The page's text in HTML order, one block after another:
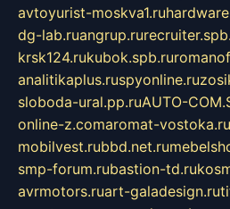
avtoyurist-moskva1.ru
dg-lab.ruangrup.ru
krsk124.rukubok.spb.ru
analitikaplus.ruspyonline.ru
sloboda-ural.pp.ruAUTO-
online-z.comaromat-vostoka.ru
mobilvest.rubbd.net.ru
smp-forum.rubastion-td.ru
avrmotors.ruart-galadesign.ru